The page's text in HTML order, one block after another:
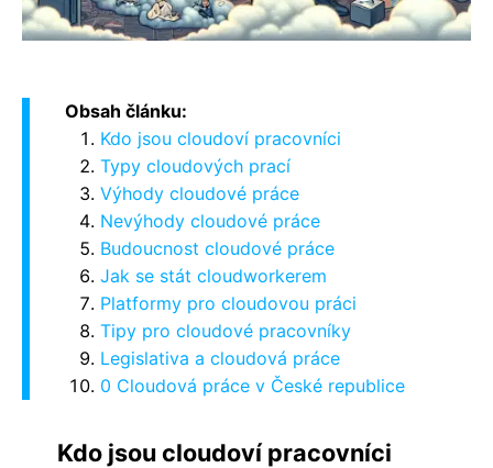
Obsah článku:
Kdo jsou cloudoví pracovníci
Typy cloudových prací
Výhody cloudové práce
Nevýhody cloudové práce
Budoucnost cloudové práce
Jak se stát cloudworkerem
Platformy pro cloudovou práci
Tipy pro cloudové pracovníky
Legislativa a cloudová práce
0 Cloudová práce v České republice
Kdo jsou cloudoví pracovníci